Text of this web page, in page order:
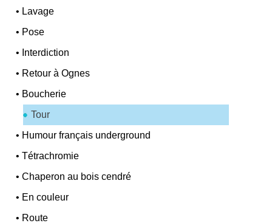
• Lavage
• Pose
• Interdiction
• Retour à Ognes
• Boucherie
Tour
• Humour français underground
•Tétrachromie
•Chaperon au bois cendré
• En couleur
• Route